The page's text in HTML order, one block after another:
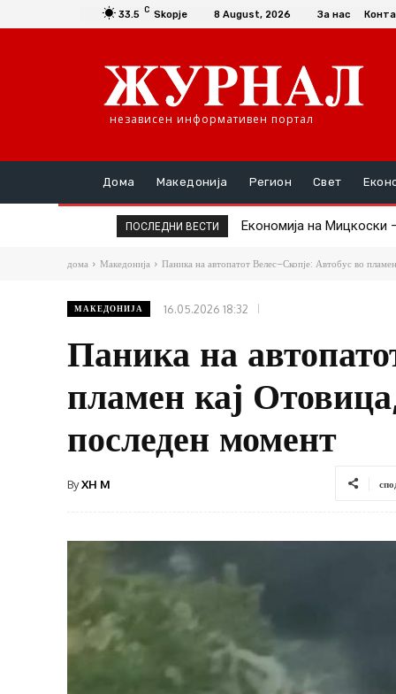
33.5 C Skopje 8 August, 2026 За нас
независен информативен портал
Дома Македонија Регион Свет
ПОСЛЕДНИ ВЕСТИ Економија на Мицкоски –
Проданоски: Карпалак е
дома Македонија Паника на автопатот Велес–Скопје: Автобус во
МАКЕДОНИЈА 16.05.2026 18:32
Паника на
пламен кај
последен момент
ByXH M